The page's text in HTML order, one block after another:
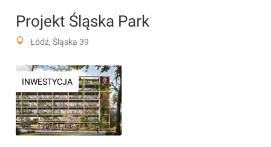
Projekt Śląska Park
Łódź, Śląska 39
INWESTYCJA